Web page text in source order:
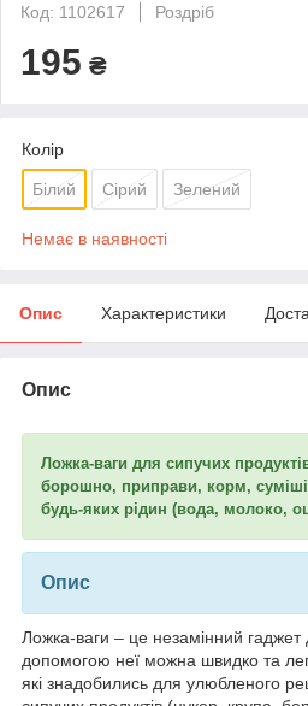
Код: 1102617
Роздріб
195 ₴
Колір
Білий Сірий Зелений
Немає в наявності
Опис Характеристики
Опис
Ложка-ваги для сипучих
борошно, приправи, корм, суміші,
будь-яких рідин (вода, молоко,
Опис
Ложка-ваги – це незамінний гаджет
допомогою неї можна швидко та
які знадобились для улюбленого